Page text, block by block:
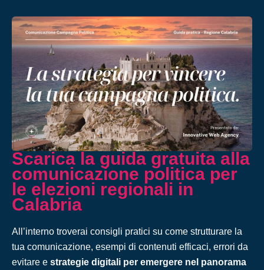
Scarica la guida gratuita alla
comunicazione politica per
le elezioni regionali in
Calabria
All’interno troverai consigli pratici su come strutturare la
tua comunicazione, esempi di contenuti efficaci, errori da
evitare e strategie digitali per emergere nel panorama